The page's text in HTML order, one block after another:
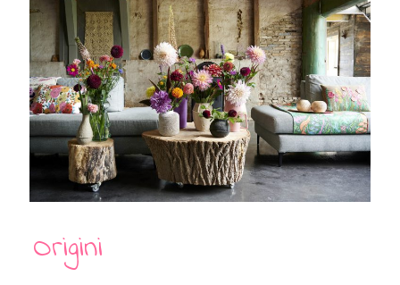
Origini